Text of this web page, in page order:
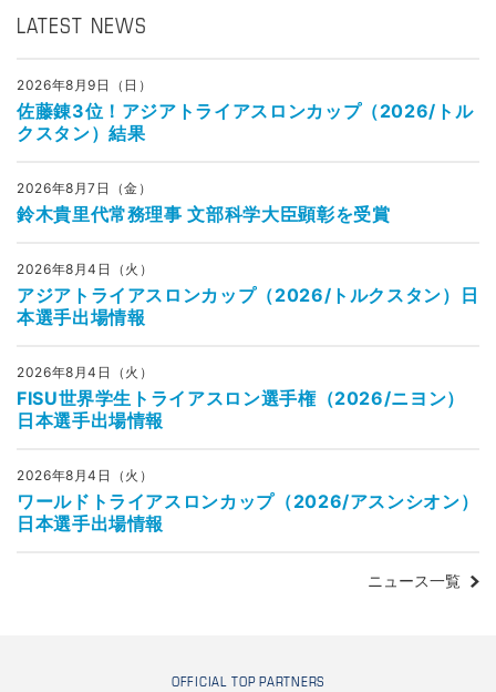
LATEST NEWS
2026年8月9日（日）
佐藤錬3位！アジアトライアスロンカップ（2026/トル
クスタン）結果
2026年8月7日（金）
鈴木貴里代常務理事 文部科学大臣顕彰を受賞
2026年8月4日（火）
アジアトライアスロンカップ（2026/トルクスタン）日
本選手出場情報
2026年8月4日（火）
FISU世界学生トライアスロン選手権（2026/ニヨン）
日本選手出場情報
2026年8月4日（火）
ワールドトライアスロンカップ（2026/アスンシオン）
日本選手出場情報
ニュース一覧
OFFICIAL TOP PARTNERS